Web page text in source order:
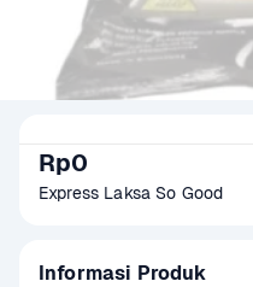
Rp0
Express Laksa So Good
Informasi Produk